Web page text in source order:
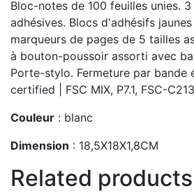
Bloc-notes de 100 feuilles unies.
adhésives. Blocs d'adhésifs
marqueurs de pages de 5 tailles
à bouton-poussoir assorti avec
Porte-stylo. Fermeture par bande
certified | FSC MIX, P7.1, FSC-
Couleur : blanc
Dimension : 18,5X18X1,8CM
Related products